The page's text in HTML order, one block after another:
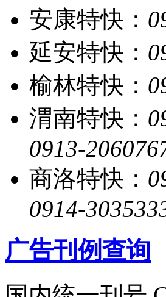
安康特快：
延安特快：
榆林特快：
渭南特快：
0913-
商洛特快：
0914-
广告刊例查询